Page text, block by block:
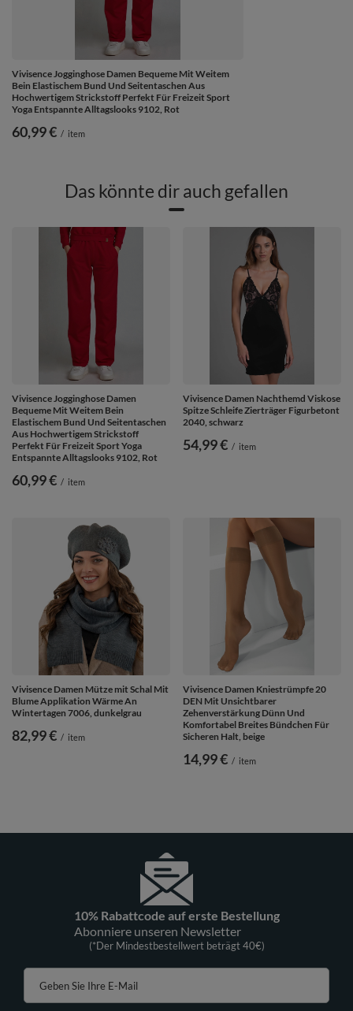
Vivisence Jogginghose Damen Bequeme Mit Weitem
Bein Elastischem Bund Und Seitentaschen Aus
Hochwertigem Strickstoff Perfekt Für Freizeit Sport
Yoga Entspannte Alltagslooks 9102, Rot
60,99 € / item
Das könnte dir auch gefallen
Vivisence Jogginghose Damen
Bequeme Mit Weitem Bein
Elastischem Bund Und Seitentaschen
Aus Hochwertigem Strickstoff
Perfekt Für Freizeit Sport Yoga
Entspannte Alltagslooks 9102, Rot
60,99 € / item
Vivisence Damen Nachthemd Viskose
Spitze Schleife Zierträger Figurbetont
2040, schwarz
54,99 € / item
Vivisence Damen Mütze mit Schal Mit
Blume Applikation Wärme An
Wintertagen 7006, dunkelgrau
82,99 € / item
Vivisence Damen Kniestrümpfe 20
DEN Mit Unsichtbarer
Zehenverstärkung Dünn Und
Komfortabel Breites Bündchen Für
Sicheren Halt, beige
14,99 € / item
10% Rabattcode auf erste Bestellung
Abonniere unseren Newsletter
(*Der Mindestbestellwert beträgt 40€)
Geben Sie Ihre E-Mail